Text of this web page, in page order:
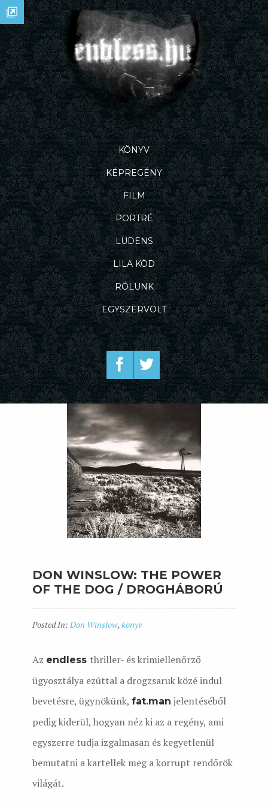
KÖNYV
KÉPREGÉNY
FILM
PORTRÉ
LUDENS
LILA KÖD
RÓLUNK
EGYSZERVOLT
DON WINSLOW: THE POWER
OF THE DOG / DROGHÁBORÚ
Posted In: Don Winslow,könyv
Az endless thriller- és krimiellenőrző
ügyosztálya ezúttal a drogzsaruk közé indul
bevetésre, ügynökünk, fat.man jelentéséből
pedig kiderül, hogyan néz ki az a regény, ami
egyszerre tudja izgalmasan és kegyetlenül
bemutatni a kartellek meg a korrupt rendőrök
világát.